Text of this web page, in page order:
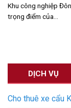
DỊCH VỤ
Cho thuê xe cẩu
Khu công nghiệp
trọng điểm của...